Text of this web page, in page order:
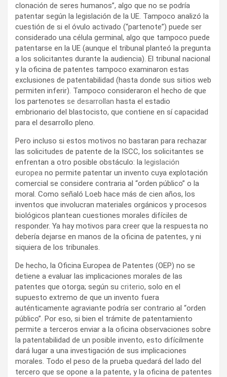
clonación de seres humanos”, algo que no se podría
patentar según la legislación de la UE. Tampoco analizó la
cuestión de si el óvulo activado (“partenote”) puede ser
considerado una célula germinal, algo que tampoco puede
patentarse en la UE (aunque el tribunal planteó la pregunta
a los solicitantes durante la audiencia). El tribunal nacional
y la oficina de patentes tampoco examinaron estas
exclusiones de patentabilidad (hasta donde sus sitios web
permiten inferir). Tampoco consideraron el hecho de que
los partenotes se desarrollan hasta el estadio
embrionario del blastocisto, que contiene en sí capacidad
para el desarrollo pleno.
Pero incluso si estos motivos no bastaran para rechazar
las solicitudes de patente de la ISCC, los solicitantes se
enfrentan a otro posible obstáculo: la legislación
europea no permite patentar un invento cuya explotación
comercial se considere contraria al “orden público” o la
moral. Como señaló Loeb hace más de cien años, los
inventos que involucran materiales orgánicos y procesos
biológicos plantean cuestiones morales difíciles de
responder. Ya hay motivos para creer que la respuesta no
debería dejarse en manos de la oficina de patentes, y ni
siquiera de los tribunales.
De hecho, la Oficina Europea de Patentes (OEP) no se
detiene a evaluar las implicaciones morales de las
patentes que otorga; según su criterio, solo en el
supuesto extremo de que un invento fuera
auténticamente agraviante podría ser contrario al “orden
público”. Por eso, si bien el trámite de patentamiento
permite a terceros enviar a la oficina observaciones sobre
la patentabilidad de un posible invento, esto difícilmente
dará lugar a una investigación de sus implicaciones
morales. Todo el peso de la prueba quedará del lado del
tercero que se opone a la patente, y la oficina de patentes